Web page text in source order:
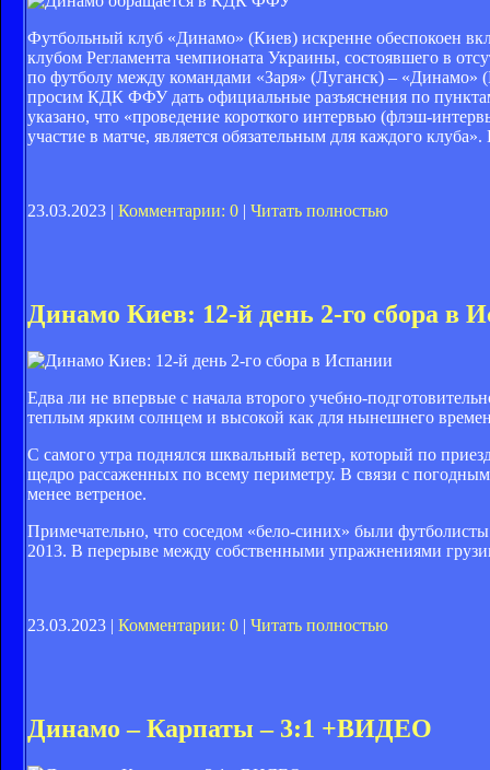
Футбольный клуб «Динамо» (Киев) искренне обеспокоен
клубом Регламента чемпионата Украины, состоявшего в
по футболу между командами «Заря» (Луганск) – «Динамо»
просим КДК ФФУ дать официальные разъяснения по
указано, что «проведение короткого интервью (флэш-
участие в матче, является обязательным для каждого
23.03.2023 | Комментарии: 0 | Читать полностью
Динамо Киев: 12-й день 2-го сбора в
Едва ли не впервые с начала второго учебно-
теплым ярким солнцем и высокой как для нынешнего
С самого утра поднялся шквальный ветер, который по
щедро рассаженных по всему периметру. В связи с
менее ветреное.
Примечательно, что соседом «бело-синих» были
2013. В перерыве между собственными упражнениями
23.03.2023 | Комментарии: 0 | Читать полностью
Динамо – Карпаты – 3:1 +ВИДЕО